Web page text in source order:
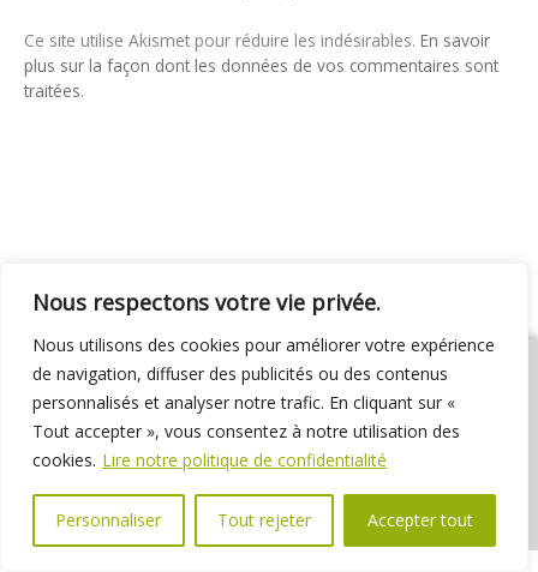
Nous respectons votre vie privée.
Nous utilisons des cookies pour améliorer votre expérience
de navigation, diffuser des publicités ou des contenus
personnalisés et analyser notre trafic. En cliquant sur «
Tout accepter », vous consentez à notre utilisation des
cookies. Lire notre politique de confidentialité
Personnaliser Tout rejeter Accepter tout
Ce site utilise Akismet pour réduire les indésirables. En savoir
plus sur la façon dont les données de vos commentaires sont
traitées.
01 69 31 72 10 01 69 31 37 31
Nous contacter
Espace élus
Marchés publics Délibérations